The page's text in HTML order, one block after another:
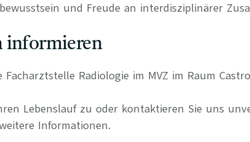
und Freude an interdisziplinärer
informieren
Radiologie im MVZ im Raum
Lebenslauf zu oder kontaktieren Sie uns
Informationen.